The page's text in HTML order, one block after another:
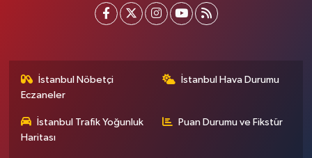
İstanbul Nöbetçi
Eczaneler
İstanbul Hava Durumu
İstanbul Trafik Yoğunluk
Haritası
Puan Durumu ve Fikstür